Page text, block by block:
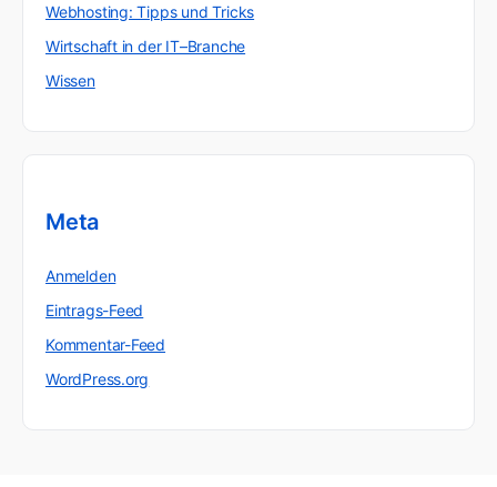
Webhosting: Tipps und Tricks
Wirtschaft in der IT–Branche
Wissen
Meta
Anmelden
Eintrags-Feed
Kommentar-Feed
WordPress.org